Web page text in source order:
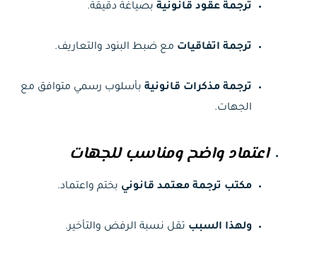
ترجمة عقود قانونية بصياغة دقيقة.
ترجمة اتفاقيات مع ضبط البنود والتعاريف.
ترجمة مذكرات قانونية بأسلوب رسمي متوافق مع
الجهات.
اعتماد واضح ومناسب للجهات
مكتب ترجمة معتمد قانوني بختم واعتماد.
ولهذا السبب تقل نسبة الرفض والتأخير.